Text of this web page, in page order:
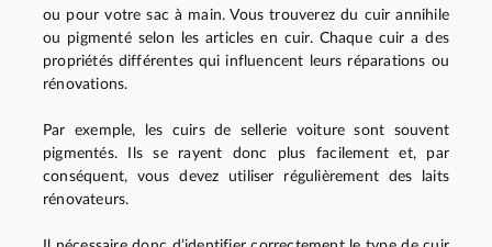
ou pour votre sac à main. Vous trouverez du cuir annihile
ou pigmenté selon les articles en cuir. Chaque cuir a des
propriétés différentes qui influencent leurs réparations ou
rénovations.
Par exemple, les cuirs de sellerie voiture sont souvent
pigmentés. Ils se rayent donc plus facilement et, par
conséquent, vous devez utiliser régulièrement des laits
rénovateurs.